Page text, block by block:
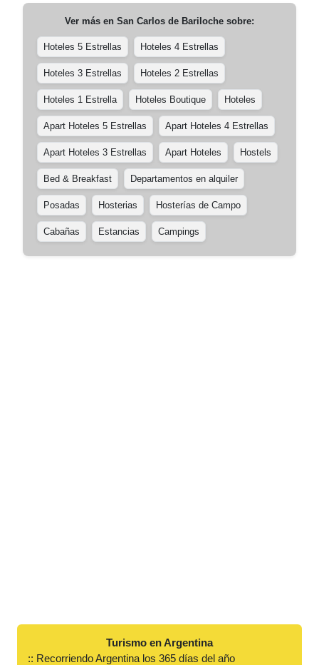
Ver más en San Carlos de Bariloche sobre:
Hoteles 5 Estrellas Hoteles 4 Estrellas
Hoteles 3 Estrellas Hoteles 2 Estrellas
Hoteles 1 Estrella Hoteles Boutique Hoteles
Apart Hoteles 5 Estrellas Apart Hoteles 4 Estrellas
Apart Hoteles 3 Estrellas Apart Hoteles Hostels
Bed & Breakfast Departamentos en alquiler
Posadas Hosterias Hosterías de Campo
Cabañas Estancias Campings
Turismo en Argentina
:: Recorriendo Argentina los 365 días del año